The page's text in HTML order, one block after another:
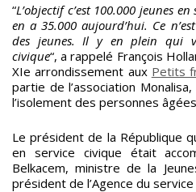
“L’objectif c’est 100.000 jeunes
en a 35.000 aujourd’hui. Ce
des jeunes. Il y en plein qui
civique“, a rappelé François
XIe arrondissement aux Petits
partie de l’association
l’isolement des personnes
Le président de la République
en service civique était
Belkacem, ministre de la
président de l’Agence du service